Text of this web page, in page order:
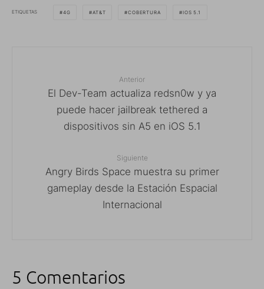
ETIQUETAS 4G AT&T COBERTURA IOS 5.1
Anterior
El Dev-Team actualiza redsn0w y ya
puede hacer jailbreak tethered a
dispositivos sin A5 en iOS 5.1
Siguiente
Angry Birds Space muestra su primer
gameplay desde la Estación Espacial
Internacional
5 Comentarios